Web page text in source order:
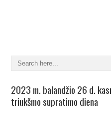
2023 m. balandžio 26 d.
triukšmo supratimo diena